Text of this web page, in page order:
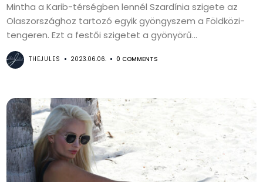
Mintha a Karib-térségben lennél Szardínia szigete az
Olaszországhoz tartozó egyik gyöngyszem a Földközi-
tengeren. Ezt a festői szigetet a gyönyörű...
THEJULES 2023.06.06. 0 COMMENTS